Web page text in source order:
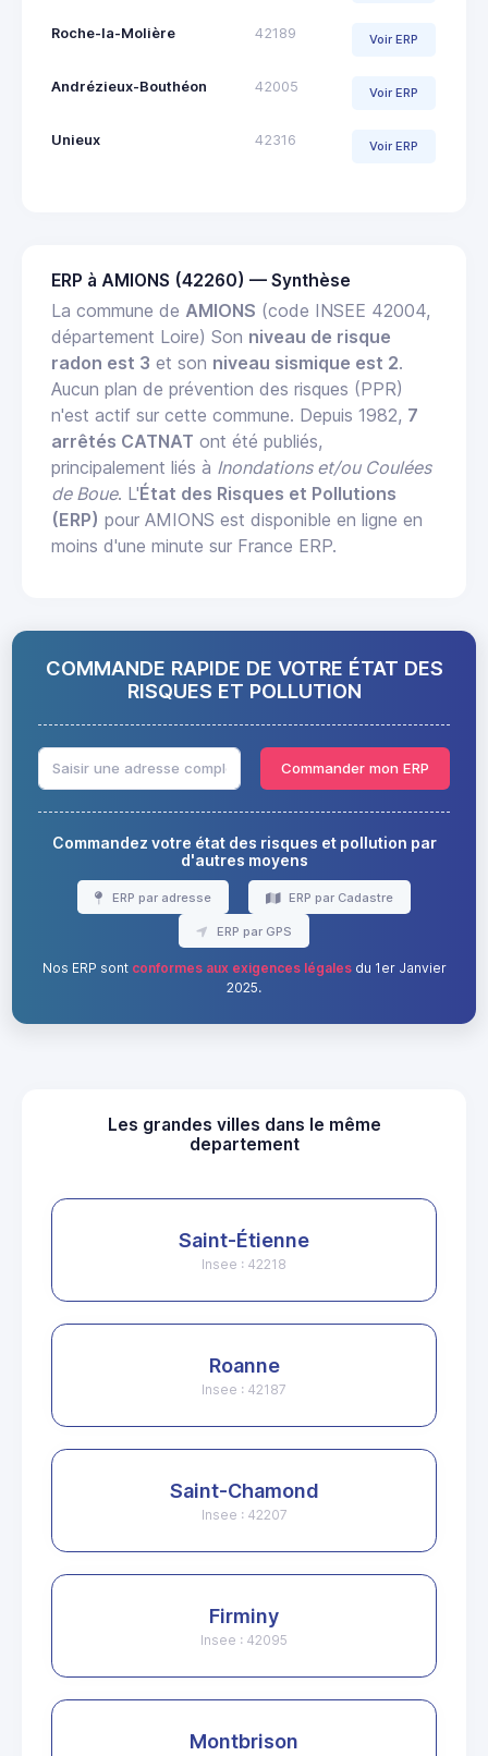
Roche-la-Molière 42189 Voir ERP
Andrézieux-Bouthéon 42005 Voir ERP
Unieux 42316 Voir ERP
ERP à AMIONS (42260) — Synthèse
La commune de AMIONS (code INSEE 42004,
département Loire) Son niveau de risque
radon est 3 et son niveau sismique est 2.
Aucun plan de prévention des risques (PPR)
n'est actif sur cette commune. Depuis 1982, 7
arrêtés CATNAT ont été publiés,
principalement liés à Inondations et/ou Coulées
de Boue. L'État des Risques et Pollutions
(ERP) pour AMIONS est disponible en ligne en
moins d'une minute sur France ERP.
COMMANDE RAPIDE DE VOTRE ÉTAT DES
RISQUES ET POLLUTION
Commander mon ERP
Commandez votre état des risques et pollution par
d'autres moyens
ERP par adresse ERP par Cadastre
ERP par GPS
Nos ERP sont conformes aux exigences légalesdu 1er Janvier
2025.
Les grandes villes dans le même
departement
Saint-Étienne
Insee : 42218
Roanne
Insee : 42187
Saint-Chamond
Insee : 42207
Firminy
Insee : 42095
Montbrison